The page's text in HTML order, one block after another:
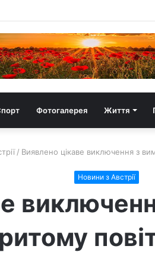
Фотогалерея Життя
/ Виявлено цікаве виключення з
Новини з Австрії